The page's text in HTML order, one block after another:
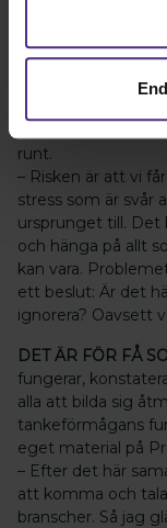
dag? Sådär.
övermatar oss
runt.
– Risken är att vi
stress som är svår
ursprunget till. Det
och hänga på allt
kan vara.
ett beslut: Är det
ignorera? Oavsett
DET ÄR FÖR FÅ
fungerar,
alla att bilda sig
tankeförmågans
eget material på
– Efter det här
att komma och
branscher. Så jag